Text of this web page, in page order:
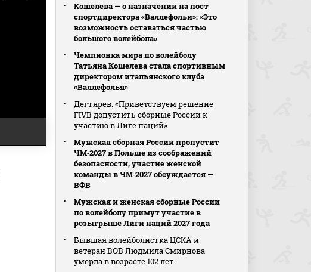
Кошелева — о назначении на пост
спортдиректора «Валлефольи»: «Это
возможность оставаться частью
большого волейбола»
Чемпионка мира по волейболу
Татьяна Кошелева стала спортивным
директором итальянского клуба
«Валлефолья»
Дегтярев: «Приветствуем решение
FIVB допустить сборные России к
участию в Лиге наций»
Мужская сборная России пропустит
ЧМ‑2027 в Польше из соображений
безопасности, участие женской
команды в ЧМ‑2027 обсуждается —
ВФВ
Мужская и женская сборные России
по волейболу примут участие в
розыгрыше Лиги наций 2027 года
Бывшая волейболистка ЦСКА и
ветеран ВОВ Людмила Смирнова
умерла в возрасте 102 лет